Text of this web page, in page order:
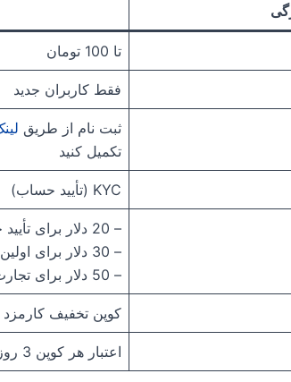
تا 100 تومان
فقط کاربران جدید
ثبت نام از طریق
تکمیل کنید
KYC (تأیید حساب)
– 20 دلار برای تأیید حساب
– 30 دلار برای اولین سپرده
– 50 دلار برای تجارت اول
کوپن تخفیف کارمزد
اعتبار هر کوپن 3 روز از تاریخ بازخرید است